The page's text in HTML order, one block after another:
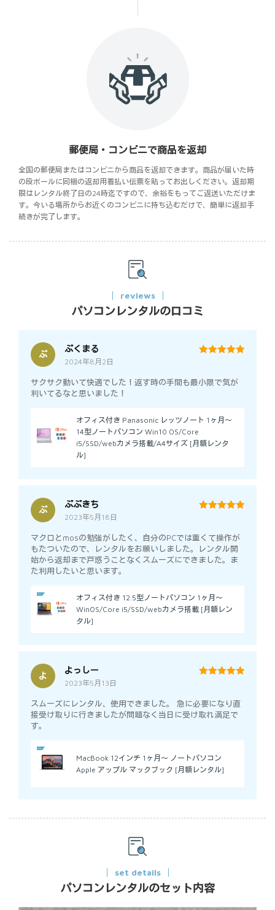
郵便局・コンビニで商品を返却
全国の郵便局またはコンビニから商品を返却できます。商品が届いた時
の段ボールに同梱の返却用着払い伝票を貼ってお出しください。返却期
限はレンタル終了日の24時迄ですので、余裕をもってご返送いただけま
す。今いる場所からお近くのコンビニに持ち込むだけで、簡単に返却手
続きが完了します。
reviews
パソコンレンタルの口コミ
ぷ
ぷくまる
2024年8月2日
サクサク動いて快適でした！返す時の手間も最小限で気が
利いてるなと思いました！
オフィス付き Panasonic レッツノート 1ヶ月～
14型ノートパソコン Win10 OS/Core
i5/SSD/webカメラ搭載/A4サイズ [月額レンタ
ル]
ぷ
ぷぷきち
2023年5月18日
マクロとmosの勉強がしたく、自分のPCでは重くて操作が
もたついたので、レンタルをお願いしました。レンタル開
始から返却まで戸惑うことなくスムーズにできました。ま
た利用したいと思います。
オフィス付き 12.5型ノートパソコン 1ヶ月～
WinOS/Core i5/SSD/webカメラ搭載 [月額レン
タル]
よ
よっしー
2023年5月13日
スムーズにレンタル、使用できました。 急に必要になり直
接受け取りに行きましたが問題なく当日に受け取れ満足で
す。
MacBook 12インチ 1ヶ月～ ノートパソコン
Apple アップル マックブック [月額レンタル]
set details
パソコンレンタルのセット内容